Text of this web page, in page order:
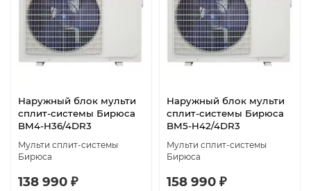
Наружный блок мульти
сплит-системы Бирюса
BM4-H36/4DR3
Мульти сплит-системы
Бирюса
138 990 ₽
Наружный блок мульти
сплит-системы Бирюса
BM5-H42/4DR3
Мульти сплит-системы
Бирюса
158 990 ₽